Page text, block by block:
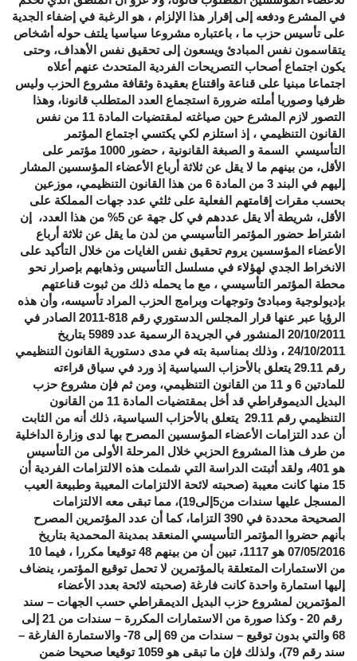
في المشرع ودفعه إلى إقرار هذا الإلزام ، هو الرغبة في إضفاء الجدية
على تأسيس حزب ما ، باعتباره مشروعا سياسيا يلتف حوله أشخاص
يتقاسمون نفس المبادئ ويسعون إلى تحقيق نفس الأهداف، وحتى
يكون اجتماع أصحاب التصريحات الفردية المتحدث عنهم أعلاه
اجتماعا مبنيا على قناعة واقتناع بعقيدة وثقافة مشروع الحزب وليس
ظرفيا وصوريا أملته ضرورة استجماع العدد المتطلب قانونا، وهذا
التصور لازم المشرع حين صياغته لمقتضيات المادة 11 من نفس
القانون التنظيمي ، إذ استلزم لكي يكتسي اجتماع المؤتمر
التأسيسي السمة و الصبغة القانونية ، حضور 1000 مؤتمر على
الأقل، من بينهم ما لا يقل عن ثلاثة أرباع الأعضاء المؤسسين المشار
إليهم في البند 3 من المادة 6 من هذا القانون التنظيمي، موزعين
بحسب مقرات إقامتهم الفعلية على ثلثي عدد جهات المملكة على
الأقل، شريطة ألا يقل عددهم في كل جهة عن 5% من هذا العدد، إن
اشتراط حضور المؤتمر التأسيسي من لدن ما يقل عن ثلاثة أرباع
الأعضاء المؤسسين يروم تحقيق نفس الغايات من خلال التأكيد على
الانخراط الجدي لهؤلاء في مسلسل التأسيس وذهابهم بإصرار نحو
محطة المؤتمر التأسيسي ، مع ما يحمله ذلك من ثبوت قناعتهم
بإديولوجية ومبادئ وتوجهات وبرامج الحزب المراد تأسيسه، وأن هذه
الرؤيا عبر عنها قرار المجلس الدستوري رقم 818-2011 الصادر في
20/10/2011 المنشور في الجريدة الرسمية عدد 5989 بتاريخ
24/10/2011 ، وذلك بمناسبة بته في مدى دستورية القانون التنظيمي
رقم 29.11 يتعلق بالأحزاب السياسية إذ ورد في سياق قراءته
للمادتين 6 و 11 من القانون التنظيمي، ومن ثم فإن مشروع حزب
البديل الديموقراطي قد أخل بمقتضيات المادة 11 من القانون
التنظيمي رقم 29.11 يتعلق بالأحزاب السياسية، ذلك أنه من الثابت
أن عدد التزامات الأعضاء المؤسسين المصرح بها لدى وزارة الداخلية
من طرف هذا المشروع الحزبي خلال المرحلة الأولى من التأسيس
هو 401، ولقد أثبتت الدراسة التي شملت هذه الالتزامات الفردية أن
15 منها كانت معيبة (صحبته لائحة الالتزامات المعيبة وطبيعة العيب
المسجل عليها سندات من5إلى19)، مما تبقى معه الالتزامات
الصحيحة محددة في 390 التزاما، كما أن عدد المؤتمرين المصرح
بأنهم حضروا المؤتمر التأسيسي المنعقد بمدينة المحمدية بتاريخ
07/05/2016 هو 1117، تبين أن من بينهم 48 توقيعا مكررا ، فيما 10
من الاستمارات المتعلقة بالمؤتمرين لا تحمل توقيع المؤتمر، ينضاف
إليها استمارة واحدة كانت فارغة (صحبته لائحة بعدد الأعضاء
المؤتمرين لمشروع حزب البديل الديمقراطي حسب الجهات – سند
رقم 20 - وكذا صورة من الاستمارات المكررة – سندات من 21 إلى
68 والتي بدون توقيع – سندات من 69 إلى 78- والاستمارة الفارغة –
سند رقم 79)، ولذلك فإن ما تبقى هو 1059 توقيعا صحيحا ضمن